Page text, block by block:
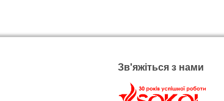
Зв'яжіться з нами